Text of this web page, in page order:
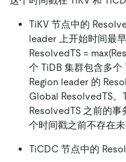
TiKV 节点中的
leader 上开始时间最
ResolvedTS =
个 TiDB 集群包含多个
Region leader 的
Global ResolvedTS
ResolvedTS 之前的
个时间戳之前不存在未
TiCDC 节点中的